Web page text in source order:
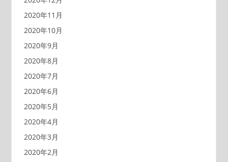
2020年11月
2020年10月
2020年9月
2020年8月
2020年7月
2020年6月
2020年5月
2020年4月
2020年3月
2020年2月